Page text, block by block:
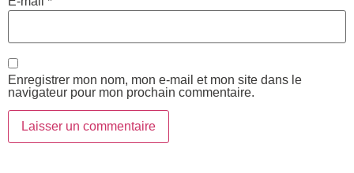
Enregistrer mon nom, mon e-mail et mon site dans le
navigateur pour mon prochain commentaire.